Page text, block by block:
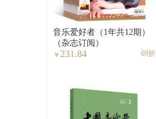
音乐爱好者（1年共12期）
（杂志订阅）
￥ 231.84 69折